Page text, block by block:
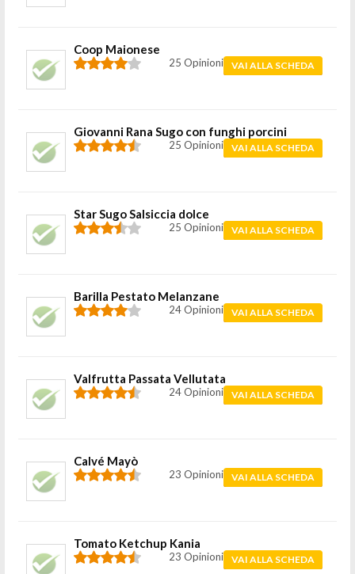
Coop Maionese
25 Opinioni VAI ALLA SCHEDA
Giovanni Rana Sugo con funghi porcini
25 Opinioni VAI ALLA SCHEDA
Star Sugo Salsiccia dolce
25 Opinioni VAI ALLA SCHEDA
Barilla Pestato Melanzane
24 Opinioni VAI ALLA SCHEDA
Valfrutta Passata Vellutata
24 Opinioni VAI ALLA SCHEDA
Calvé Mayò
23 Opinioni VAI ALLA SCHEDA
Tomato Ketchup Kania
23 Opinioni VAI ALLA SCHEDA